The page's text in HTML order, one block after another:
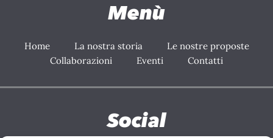
Menù
Home La nostra storia
Le nostre proposte
Collaborazioni
Eventi Contatti
Social